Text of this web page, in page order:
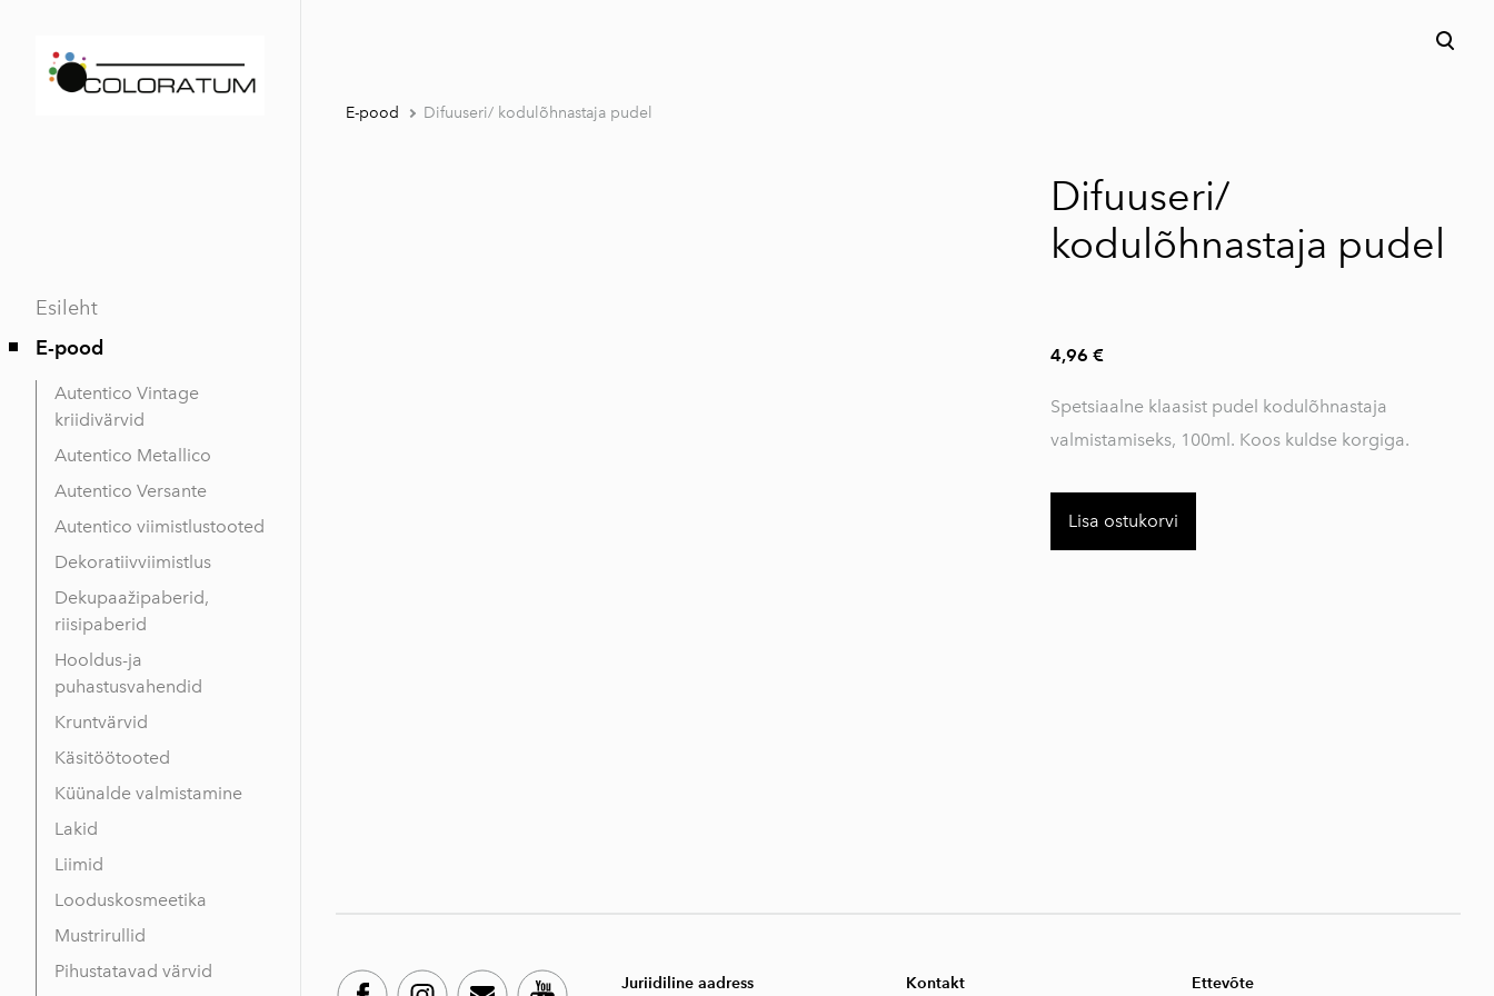
Esileht
E-pood
Autentico Vintage
kriidivärvid
Autentico Metallico
Autentico Versante
Autentico viimistlustooted
Dekoratiivviimistlus
Dekupaažipaberid,
riisipaberid
Hooldus-ja
puhastusvahendid
Kruntvärvid
Käsitöötooted
Küünalde valmistamine
Lakid
Liimid
Looduskosmeetika
Mustrirullid
Pihustatavad värvid
E-pood Difuuseri/ kodulõhnastaja pudel
Difuuseri/
kodulõhnastaja pudel
4,96 €
Spetsiaalne klaasist pudel kodulõhnastaja
valmistamiseks, 100ml. Koos kuldse korgiga.
Lisa ostukorvi
Juriidiline aadress Kontakt Ettevõte